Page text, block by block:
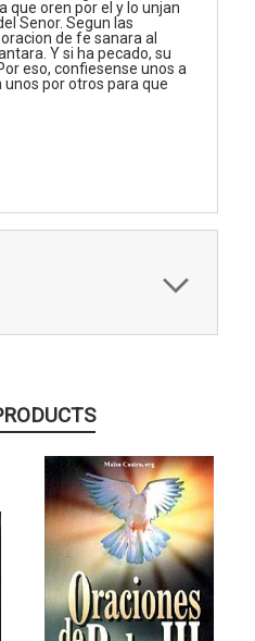
que oren por el y lo unjan
Senor. Segun las
de fe sanara al
Y si ha pecado, su
eso, confiesense unos a
por otros para que